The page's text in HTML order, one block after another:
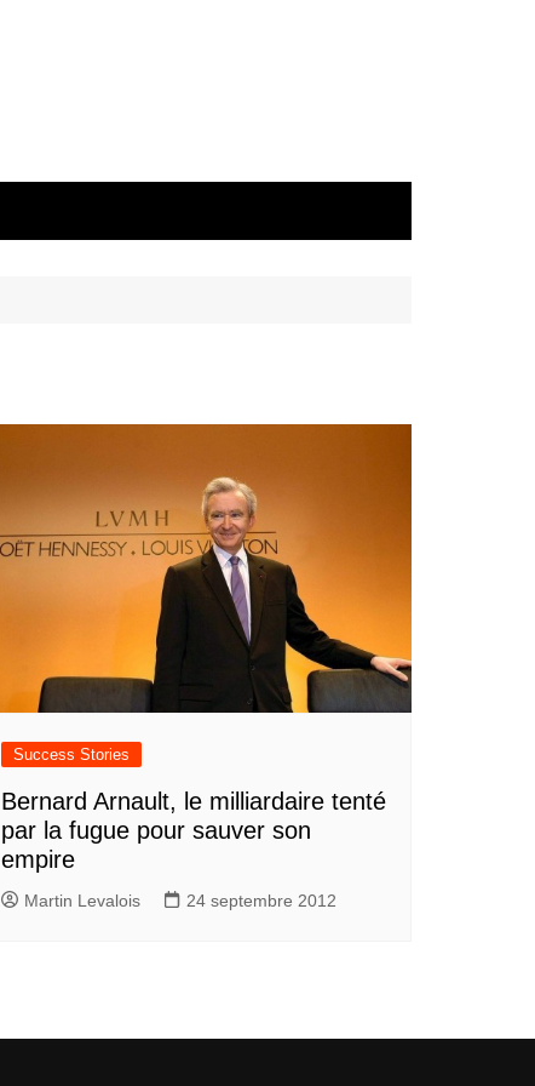
Success Stories
Bernard Arnault, le milliardaire tenté
par la fugue pour sauver son
empire
Martin Levalois 24 septembre 2012